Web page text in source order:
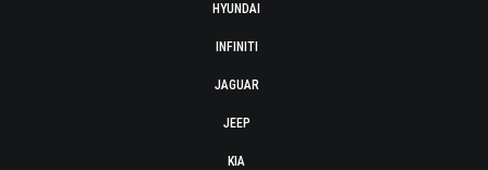
HYUNDAI
INFINITI
JAGUAR
JEEP
KIA